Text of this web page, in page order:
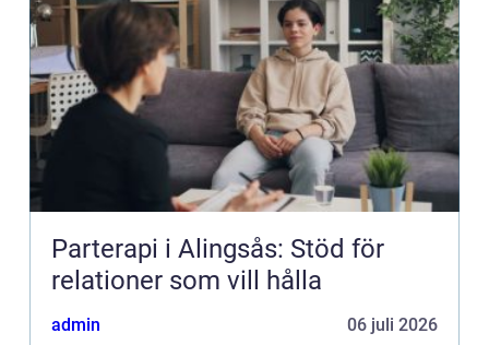
Parterapi i Alingsås: Stöd för
relationer som vill hålla
admin 06 juli 2026